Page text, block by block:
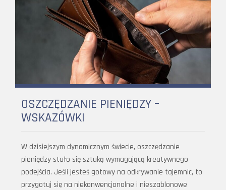
OSZCZĘDZANIE PIENIĘDZY –
WSKAZÓWKI
W dzisiejszym dynamicznym świecie, oszczędzanie
pieniędzy stało się sztuką wymagającą kreatywnego
podejścia. Jeśli jesteś gotowy na odkrywanie tajemnic, to
przygotuj się na niekonwencjonalne i nieszablonowe